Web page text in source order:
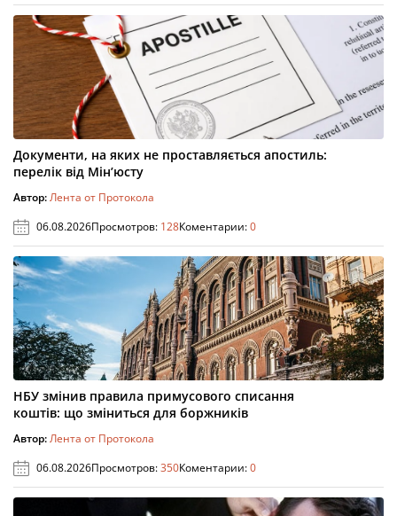
Документи, на яких не проставляється апостиль:
перелік від Мін’юсту
Автор:Лента от Протокола
06.08.2026Просмотров: 128Коментарии:0
НБУ змінив правила примусового списання
коштів: що зміниться для боржників
Автор:Лента от Протокола
06.08.2026Просмотров:350Коментарии:0